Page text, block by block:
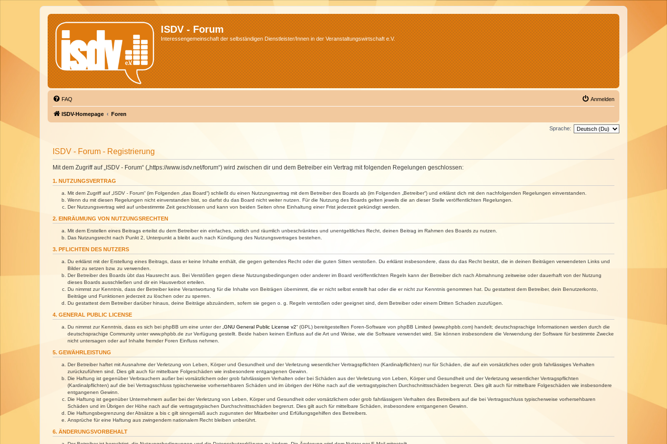
ISDV - Forum
Interessengemeinschaft der selbständigen Dienstleister/Innen in der Veranstaltungswirtschaft e.V.
FAQ Anmelden
ISDV-Homepage Foren
Sprache:
ISDV - Forum - Registrierung
Mit dem Zugriff auf „ISDV - Forum“ („https://www.isdv.net/forum“) wird zwischen dir und dem Betreiber ein Vertrag mit folgenden Regelungen geschlossen:
1. NUTZUNGSVERTRAG
Mit dem Zugriff auf „ISDV - Forum“ (im Folgenden „das Board“) schließt du einen Nutzungsvertrag mit dem Betreiber des Boards ab (im Folgenden „Betreiber“) und erklärst dich mit den nachfolgenden Regelungen einverstanden.
Wenn du mit diesen Regelungen nicht einverstanden bist, so darfst du das Board nicht weiter nutzen. Für die Nutzung des Boards gelten jeweils die an dieser Stelle veröffentlichten Regelungen.
Der Nutzungsvertrag wird auf unbestimmte Zeit geschlossen und kann von beiden Seiten ohne Einhaltung einer Frist jederzeit gekündigt werden.
2. EINRÄUMUNG VON NUTZUNGSRECHTEN
Mit dem Erstellen eines Beitrags erteilst du dem Betreiber ein einfaches, zeitlich und räumlich unbeschränktes und unentgeltliches Recht, deinen Beitrag im Rahmen des Boards zu nutzen.
Das Nutzungsrecht nach Punkt 2, Unterpunkt a bleibt auch nach Kündigung des Nutzungsvertrages bestehen.
3. PFLICHTEN DES NUTZERS
Du erklärst mit der Erstellung eines Beitrags, dass er keine Inhalte enthält, die gegen geltendes Recht oder die guten Sitten verstoßen. Du erklärst insbesondere, dass du das Recht besitzt, die in deinen Beiträgen verwendeten Links und
Bilder zu setzen bzw. zu verwenden.
Der Betreiber des Boards übt das Hausrecht aus. Bei Verstößen gegen diese Nutzungsbedingungen oder anderer im Board veröffentlichten Regeln kann der Betreiber dich nach Abmahnung zeitweise oder dauerhaft von der Nutzung
dieses Boards ausschließen und dir ein Hausverbot erteilen.
Du nimmst zur Kenntnis, dass der Betreiber keine Verantwortung für die Inhalte von Beiträgen übernimmt, die er nicht selbst erstellt hat oder die er nicht zur Kenntnis genommen hat. Du gestattest dem Betreiber, dein Benutzerkonto,
Beiträge und Funktionen jederzeit zu löschen oder zu sperren.
Du gestattest dem Betreiber darüber hinaus, deine Beiträge abzuändern, sofern sie gegen o. g. Regeln verstoßen oder geeignet sind, dem Betreiber oder einem Dritten Schaden zuzufügen.
4. GENERAL PUBLIC LICENSE
Du nimmst zur Kenntnis, dass es sich bei phpBB um eine unter der „ GNU General Public License v2“ (GPL) bereitgestellten Foren-Software von phpBB Limited (www.phpbb.com) handelt; deutschsprachige Informationen werden durch die
deutschsprachige Community unter www.phpbb.de zur Verfügung gestellt. Beide haben keinen Einfluss auf die Art und Weise, wie die Software verwendet wird. Sie können insbesondere die Verwendung der Software für bestimmte Zwecke
nicht untersagen oder auf Inhalte fremder Foren Einfluss nehmen.
5. GEWÄHRLEISTUNG
Der Betreiber haftet mit Ausnahme der Verletzung von Leben, Körper und Gesundheit und der Verletzung wesentlicher Vertragspflichten (Kardinalpflichten) nur für Schäden, die auf ein vorsätzliches oder grob fahrlässiges Verhalten
zurückzuführen sind. Dies gilt auch für mittelbare Folgeschäden wie insbesondere entgangenen Gewinn.
Die Haftung ist gegenüber Verbrauchern außer bei vorsätzlichem oder grob fahrlässigem Verhalten oder bei Schäden aus der Verletzung von Leben, Körper und Gesundheit und der Verletzung wesentlicher Vertragspflichten
(Kardinalpflichten) auf die bei Vertragsschluss typischerweise vorhersehbaren Schäden und im übrigen der Höhe nach auf die vertragstypischen Durchschnittsschäden begrenzt. Dies gilt auch für mittelbare Folgeschäden wie insbesondere
entgangenen Gewinn.
Die Haftung ist gegenüber Unternehmern außer bei der Verletzung von Leben, Körper und Gesundheit oder vorsätzlichem oder grob fahrlässigem Verhalten des Betreibers auf die bei Vertragsschluss typischerweise vorhersehbaren
Schäden und im Übrigen der Höhe nach auf die vertragstypischen Durchschnittsschäden begrenzt. Dies gilt auch für mittelbare Schäden, insbesondere entgangenen Gewinn.
Die Haftungsbegrenzung der Absätze a bis c gilt sinngemäß auch zugunsten der Mitarbeiter und Erfüllungsgehilfen des Betreibers.
Ansprüche für eine Haftung aus zwingendem nationalem Recht bleiben unberührt.
6. ÄNDERUNGSVORBEHALT